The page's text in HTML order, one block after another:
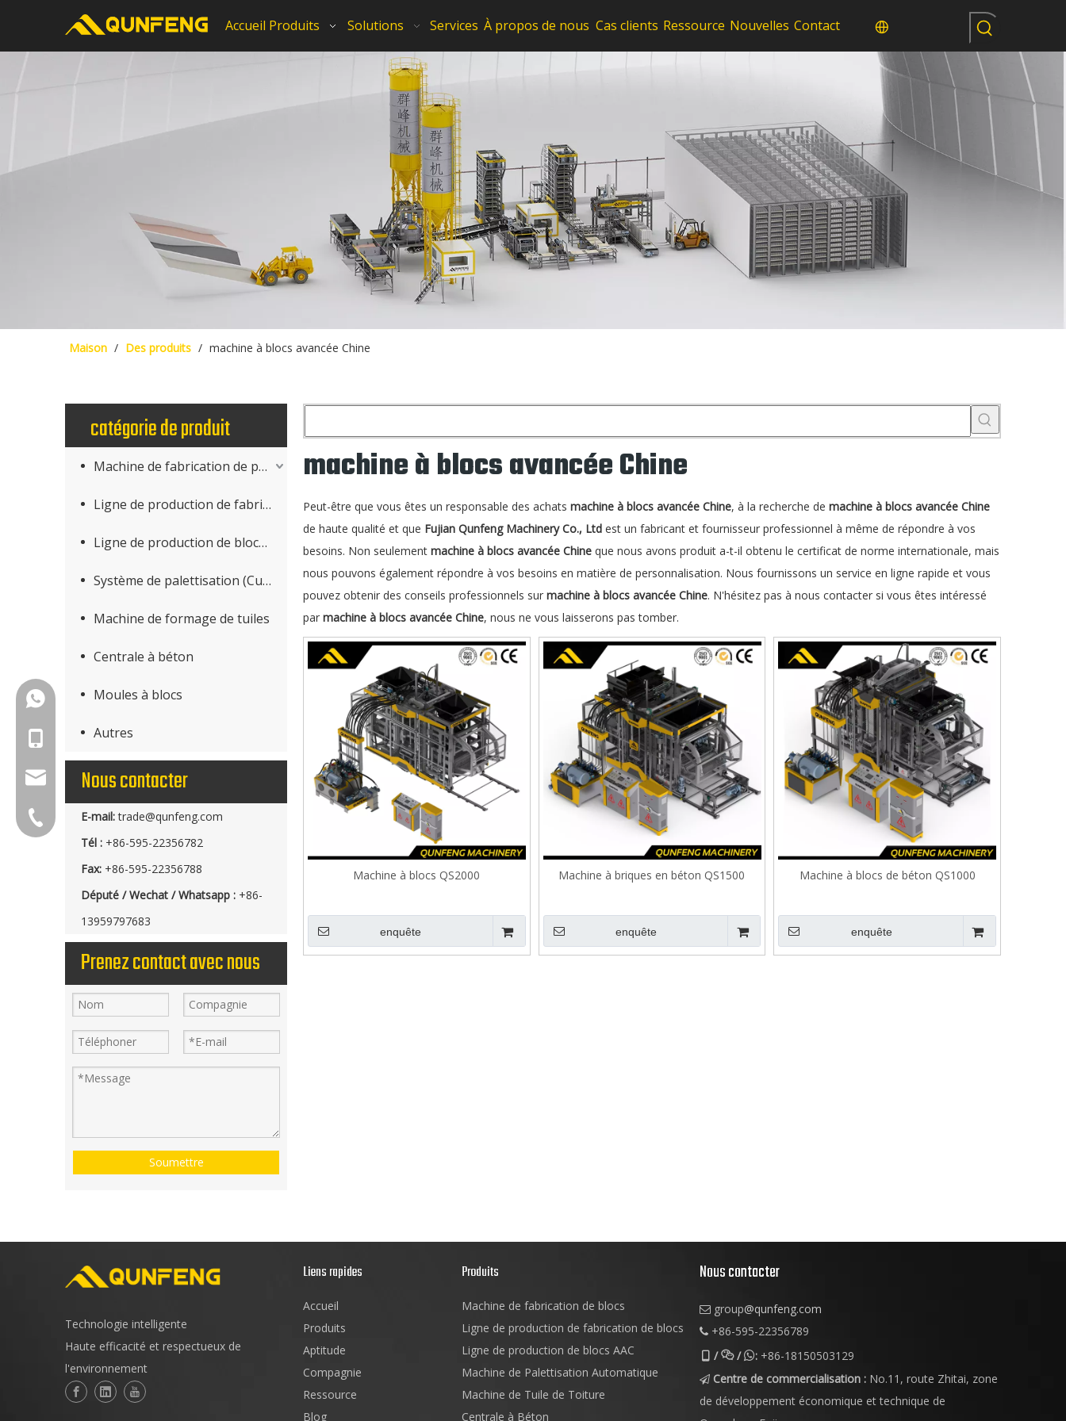
Accueil Produits Solutions Services À propos de nous Cas clients Ressource Nouvelles Contact
Maison / Des produits / machine à blocs avancée Chine
catégorie de produit
Machine de fabrication de produits en béton
Ligne de production de fabrication de blocs
Ligne de production de blocs AAC
Système de palettisation (Cuber)
Machine de formage de tuiles
Centrale à béton
Moules à blocs
Autres
Nous contacter
E-mail: trade@qunfeng.com
Tél : +86-595-22356782
Fax: +86-595-22356788
Député / Wechat / Whatsapp : +86-
13959797683
Prenez contact avec nous
Soumettre
machine à blocs avancée Chine
Peut-être que vous êtes un responsable des achats machine à blocs avancée Chine, à la recherche de machine à blocs avancée Chine
de haute qualité et que Fujian Qunfeng Machinery Co., Ltd est un fabricant et fournisseur professionnel à même de répondre à vos
besoins. Non seulement machine à blocs avancée Chine que nous avons produit a-t-il obtenu le certificat de norme internationale, mais
nous pouvons également répondre à vos besoins en matière de personnalisation. Nous fournissons un service en ligne rapide et vous
pouvez obtenir des conseils professionnels sur machine à blocs avancée Chine. N'hésitez pas à nous contacter si vous êtes intéressé
par machine à blocs avancée Chine, nous ne vous laisserons pas tomber.
Machine à blocs QS2000
enquête
Machine à briques en béton QS1500
enquête
Machine à blocs de béton QS1000
enquête
+86-18150503129
+86-18150503129
group@qunfeng.com
+86-595 22356789
Technologie intelligente
Haute efficacité et respectueux de
l'environnement
Liens rapides
Accueil
Produits
Aptitude
Compagnie
Ressource
Blog
Produits
Machine de fabrication de blocs
Ligne de production de fabrication de blocs
Ligne de production de blocs AAC
Machine de Palettisation Automatique
Machine de Tuile de Toiture
Centrale à Béton
Nous contacter
 group@qunfeng.com
 +86-595-22356789
//: +86-18150503129
 Centre de commercialisation : No.11, route Zhitai, zone
de développement économique et technique de